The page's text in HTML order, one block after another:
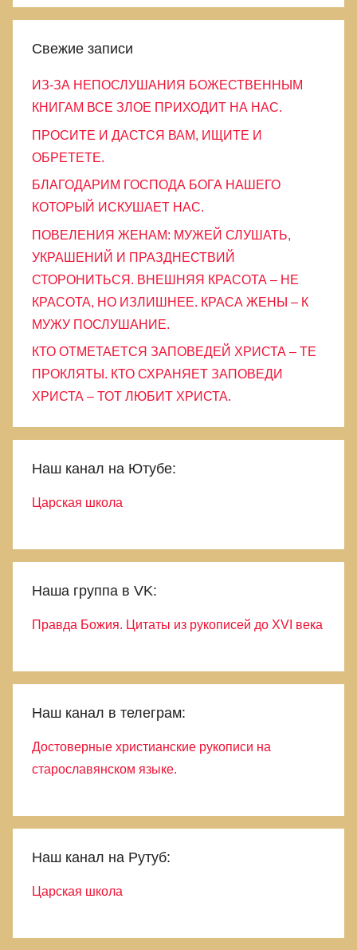
б
р
к
и
Свежие записи
ИЗ-ЗА НЕПОСЛУШАНИЯ БОЖЕСТВЕННЫМ
КНИГАМ ВСЕ ЗЛОЕ ПРИХОДИТ НА НАС.
ПРОСИТЕ И ДАСТСЯ ВАМ, ИЩИТЕ И
ОБРЕТЕТЕ.
БЛАГОДАРИМ ГОСПОДА БОГА НАШЕГО
КОТОРЫЙ ИСКУШАЕТ НАС.
ПОВЕЛЕНИЯ ЖЕНАМ: МУЖЕЙ СЛУШАТЬ,
УКРАШЕНИЙ И ПРАЗДНЕСТВИЙ
СТОРОНИТЬСЯ. ВНЕШНЯЯ КРАСОТА – НЕ
КРАСОТА, НО ИЗЛИШНЕЕ. КРАСА ЖЕНЫ – К
МУЖУ ПОСЛУШАНИЕ.
КТО ОТМЕТАЕТСЯ ЗАПОВЕДЕЙ ХРИСТА – ТЕ
ПРОКЛЯТЫ. КТО СХРАНЯЕТ ЗАПОВЕДИ
ХРИСТА – ТОТ ЛЮБИТ ХРИСТА.
Наш канал на Ютубе:
Царская школа
Наша группа в VK:
Правда Божия. Цитаты из рукописей до XVI века
Наш канал в телеграм:
Достоверные христианские рукописи на
старославянском языке.
Наш канал на Рутуб:
Царская школа